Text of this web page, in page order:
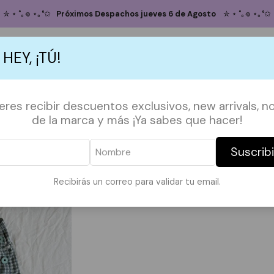
¡TÚ!
recibir descuentos exclusivos, new arrivals,
de la marca y más ¡Ya sabes que hacer!
Recibirás un correo para validar tu email.
ACCESORIOS POLERAS POLERONES TAZAS PAPELERÍA &
✮ ⋆ ˚｡𖦹 ⋆｡°✩ Próximos Despachos jueves 6 de Agosto ✮ ⋆ ˚｡𖦹 ⋆｡°✩
Inicio CLOSET SALE Jardinera Vichi celeste
Jardinera
DESCRIPCIÓN:
Mostrar stock de